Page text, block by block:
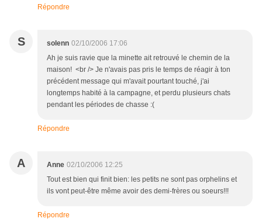
Répondre
S solenn 02/10/2006 17:06
Ah je suis ravie que la minette ait retrouvé le chemin de la
maison! <br /> Je n'avais pas pris le temps de réagir à ton
précédent message qui m'avait pourtant touché, j'ai
longtemps habité à la campagne, et perdu plusieurs chats
pendant les périodes de chasse :(
Répondre
A Anne 02/10/2006 12:25
Tout est bien qui finit bien: les petits ne sont pas orphelins et
ils vont peut-être même avoir des demi-frères ou soeurs!!!
Répondre